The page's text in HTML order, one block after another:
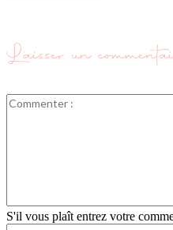
Laisser un
S'il vous plaît entrez votre